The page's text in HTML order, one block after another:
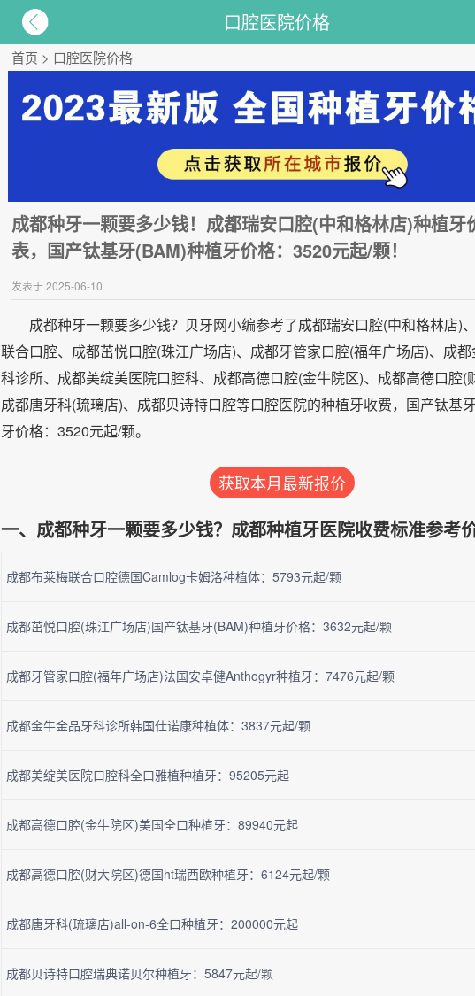
口腔医院价格
首页 > 口腔医院价格
成都种牙一颗要多少钱！成都瑞安口腔(中和格林店)种植牙
表，国产钛基牙(BAM)种植牙价格：3520元起/颗！
发表于 2025-06-10
成都种牙一颗要多少钱？贝牙网小编参考了成都瑞安口腔(中和格林店)
联合口腔、成都茁悦口腔(珠江广场店)、成都牙管家口腔(福年广场店)、成
科诊所、成都美绽美医院口腔科、成都高德口腔(金牛院区)、成都高德口腔(
成都唐牙科(琉璃店)、成都贝诗特口腔等口腔医院的种植牙收费，国产钛基
牙价格：3520元起/颗。
获取本月最新报价
一、成都种牙一颗要多少钱？成都种植牙医院收费标准参考
成都布莱梅联合口腔德国Camlog卡姆洛种植体：5793元起/颗
成都茁悦口腔(珠江广场店)国产钛基牙(BAM)种植牙价格：3632元起/颗
成都牙管家口腔(福年广场店)法国安卓健Anthogyr种植牙：7476元起/颗
成都金牛金品牙科诊所韩国仕诺康种植体：3837元起/颗
成都美绽美医院口腔科全口雅植种植牙：95205元起
成都高德口腔(金牛院区)美国全口种植牙：89940元起
成都高德口腔(财大院区)德国ht瑞西欧种植牙：6124元起/颗
成都唐牙科(琉璃店)all-on-6全口种植牙：200000元起
成都贝诗特口腔瑞典诺贝尔种植牙：5847元起/颗